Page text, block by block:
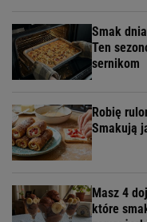
Smak
Ten
sernikom
Robię
Smakują
Masz 4
które